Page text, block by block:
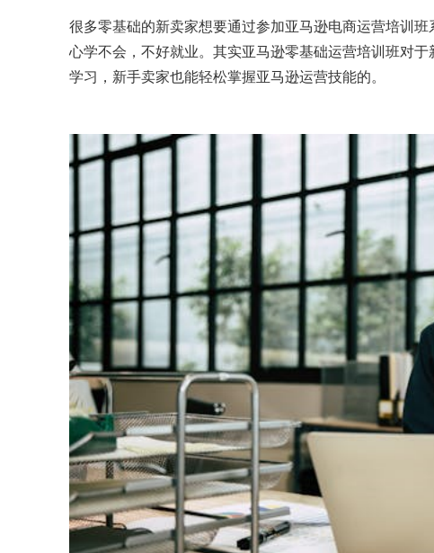
很多零基础的新卖家想要通过参加亚马逊电商运营培训班
心学不会，不好就业。其实亚马逊零基础运营培训班对
学习，新手卖家也能轻松掌握亚马逊运营技能的。